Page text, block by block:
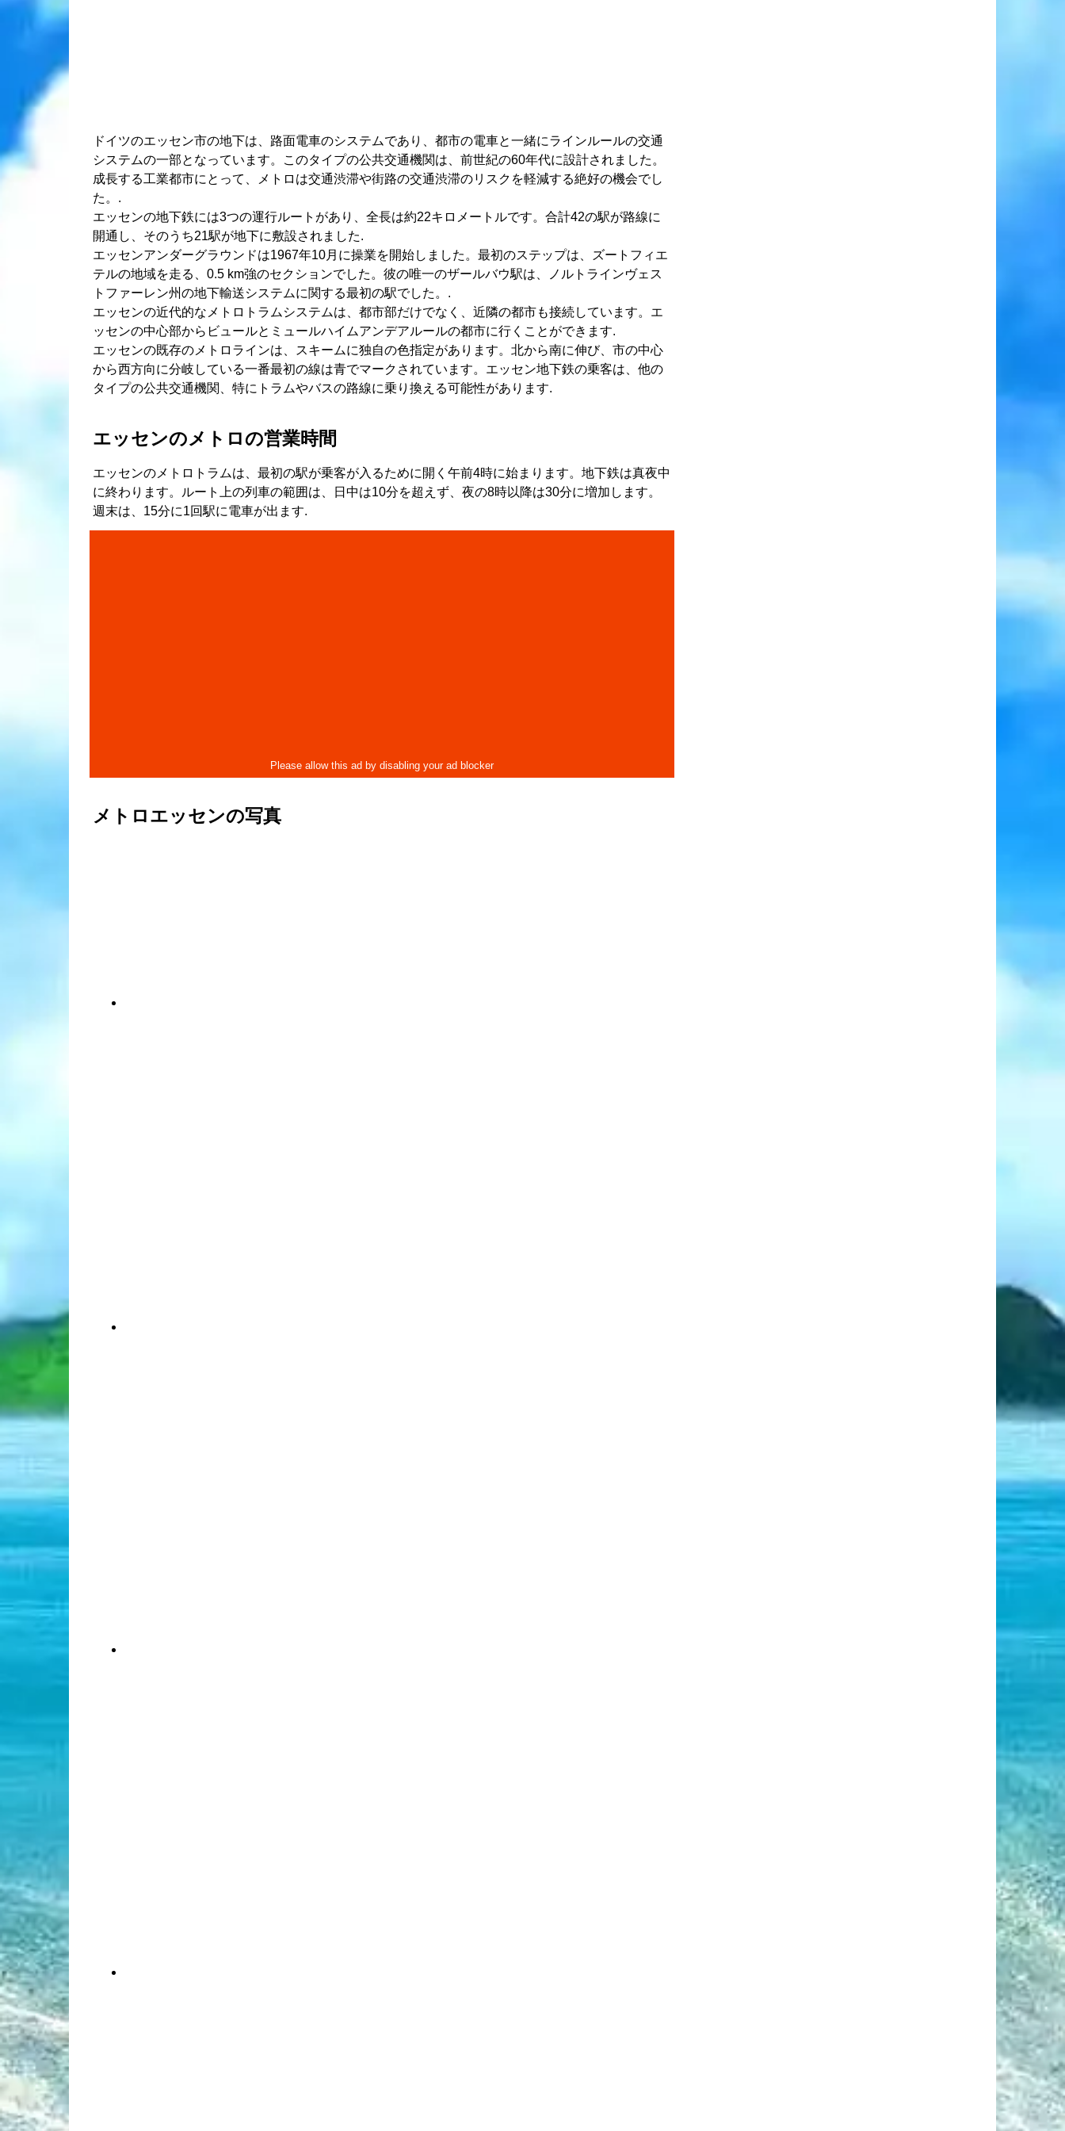
ドイツのエッセン市の地下は、路面電車のシステムであり、都市の電車と一緒にラインルールの交通
システムの一部となっています。このタイプの公共交通機関は、前世紀の60年代に設計されました。
成長する工業都市にとって、メトロは交通渋滞や街路の交通渋滞のリスクを軽減する絶好の機会でし
た。.
エッセンの地下鉄には3つの運行ルートがあり、全長は約22キロメートルです。合計42の駅が路線に
開通し、そのうち21駅が地下に敷設されました.
エッセンアンダーグラウンドは1967年10月に操業を開始しました。最初のステップは、ズートフィエ
テルの地域を走る、0.5 km強のセクションでした。彼の唯一のザールバウ駅は、ノルトラインヴェス
トファーレン州の地下輸送システムに関する最初の駅でした。.
エッセンの近代的なメトロトラムシステムは、都市部だけでなく、近隣の都市も接続しています。エ
ッセンの中心部からビュールとミュールハイムアンデアルールの都市に行くことができます.
エッセンの既存のメトロラインは、スキームに独自の色指定があります。北から南に伸び、市の中心
から西方向に分岐している一番最初の線は青でマークされています。エッセン地下鉄の乗客は、他の
タイプの公共交通機関、特にトラムやバスの路線に乗り換える可能性があります.
エッセンのメトロの営業時間
エッセンのメトロトラムは、最初の駅が乗客が入るために開く午前4時に始まります。地下鉄は真夜中
に終わります。ルート上の列車の範囲は、日中は10分を超えず、夜の8時以降は30分に増加します。
週末は、15分に1回駅に電車が出ます.
メトロエッセンの写真